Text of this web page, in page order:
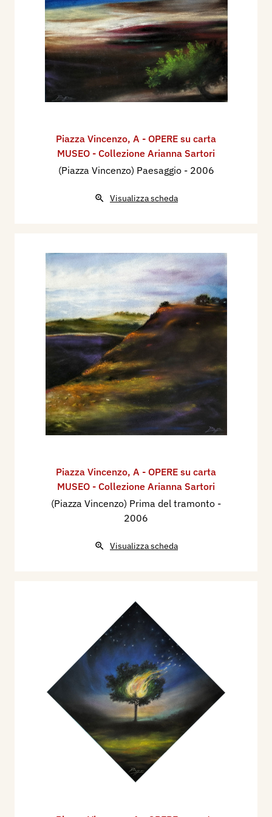
Premiun Internazional Florence Seven Starsper la
grafica e il libro d’artista e una mostra antologica
e stata allestita presso la “Biblioteca Salita dei
Frati” di Lugano.
Dopo essersi dedicato esclusivamente
all’espressione in bianco e nero del disegno e
colore prediligendo la tecnica del pastello
cretoso e riprendendo anche a dipingere.
Attualmente vive e lavora a Palermo.
Piazza Vincenzo, A - OPERE su carta
MUSEO - Collezione Arianna Sartori
(Piazza Vincenzo) Paesaggio - 2006
Visualizza scheda
Piazza Vincenzo, A - OPERE su carta
MUSEO - Collezione Arianna Sartori
(Piazza Vincenzo) Prima del tramonto -
2006
Visualizza scheda